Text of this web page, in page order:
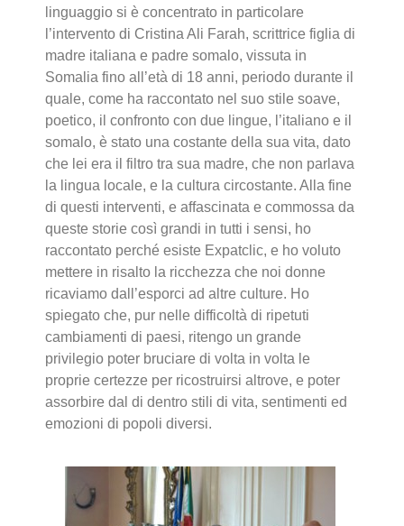
linguaggio si è concentrato in particolare
l’intervento di Cristina Ali Farah, scrittrice figlia di
madre italiana e padre somalo, vissuta in
Somalia fino all’età di 18 anni, periodo durante il
quale, come ha raccontato nel suo stile soave,
poetico, il confronto con due lingue, l’italiano e il
somalo, è stato una costante della sua vita, dato
che lei era il filtro tra sua madre, che non parlava
la lingua locale, e la cultura circostante. Alla fine
di questi interventi, e affascinata e commossa da
queste storie così grandi in tutti i sensi, ho
raccontato perché esiste Expatclic, e ho voluto
mettere in risalto la ricchezza che noi donne
ricaviamo dall’esporci ad altre culture. Ho
spiegato che, pur nelle difficoltà di ripetuti
cambiamenti di paesi, ritengo un grande
privilegio poter bruciare di volta in volta le
proprie certezze per ricostruirsi altrove, e poter
assorbire dal di dentro stili di vita, sentimenti ed
emozioni di popoli diversi.